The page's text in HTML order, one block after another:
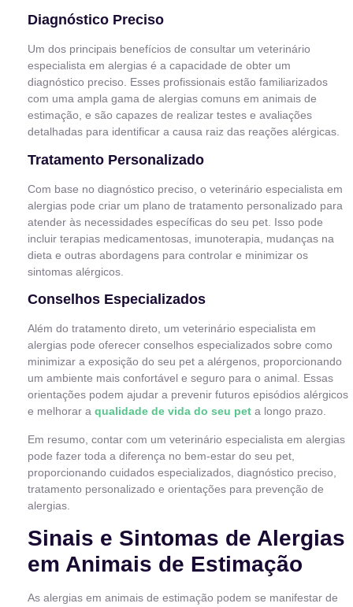
Diagnóstico Preciso
Um dos principais benefícios de consultar um veterinário
especialista em alergias é a capacidade de obter um
diagnóstico preciso. Esses profissionais estão familiarizados
com uma ampla gama de alergias comuns em animais de
estimação, e são capazes de realizar testes e avaliações
detalhadas para identificar a causa raiz das reações alérgicas.
Tratamento Personalizado
Com base no diagnóstico preciso, o veterinário especialista em
alergias pode criar um plano de tratamento personalizado para
atender às necessidades específicas do seu pet. Isso pode
incluir terapias medicamentosas, imunoterapia, mudanças na
dieta e outras abordagens para controlar e minimizar os
sintomas alérgicos.
Conselhos Especializados
Além do tratamento direto, um veterinário especialista em
alergias pode oferecer conselhos especializados sobre como
minimizar a exposição do seu pet a alérgenos, proporcionando
um ambiente mais confortável e seguro para o animal. Essas
orientações podem ajudar a prevenir futuros episódios alérgicos
e melhorar a qualidade de vida do seu pet a longo prazo.
Em resumo, contar com um veterinário especialista em alergias
pode fazer toda a diferença no bem-estar do seu pet,
proporcionando cuidados especializados, diagnóstico preciso,
tratamento personalizado e orientações para prevenção de
alergias.
Sinais e Sintomas de Alergias
em Animais de Estimação
As alergias em animais de estimação podem se manifestar de